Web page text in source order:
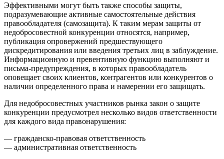
Эффективными могут быть также способы защиты,
подразумевающие активные самостоятельные действия
правообладателя (самозащита). К таким мерам защиты от
недобросовестной конкуренции относятся, например,
публикация опровержений предшествующего
дискредитирования или введения третьих лиц в заблуждение.
Информационную и превентивную функцию выполняют и
письма-предупреждения, в которых правообладатель
оповещает своих клиентов, контрагентов или конкурентов о
наличии определенного права и намерении его защищать.
Для недобросовестных участников рынка закон о защите
конкуренции предусмотрел несколько видов ответственности
для каждого вида правонарушения:
— гражданско-правовая ответственность
— административная ответственность